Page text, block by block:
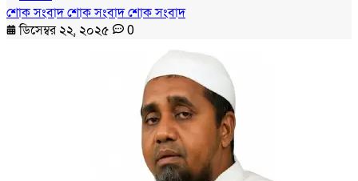
শোক সংবাদ শোক সংবাদ শোক সংবাদ
ডিসেম্বর ২২, ২০২৫
0